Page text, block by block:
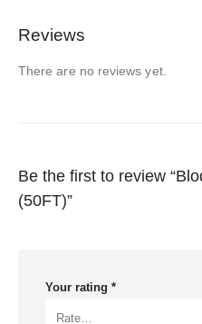
Reviews
There are no reviews yet.
Be the first to review
(50FT)”
Your rating *